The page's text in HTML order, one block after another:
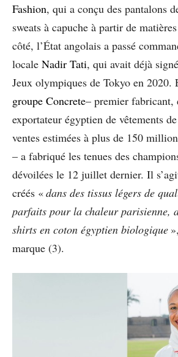
Fashion, qui a conçu des pantalons
sweats à capuche à partir de
côté, l’État angolais a passé
locale Nadir Tati, qui avait déjà
Jeux olympiques de Tokyo en 2020.
groupe Concrete– premier fabricant,
exportateur égyptien de vêtements
ventes estimées à plus de 150
– a fabriqué les tenues des
dévoilées le 12 juillet dernier. Il
créés «dans des tissus légers de
parfaits pour la chaleur parisienne,
shirts en coton égyptien biologique
marque (3).